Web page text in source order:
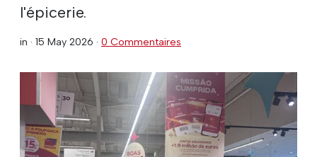
l'épicerie.
in · 15 May 2026 · 0 Commentaires